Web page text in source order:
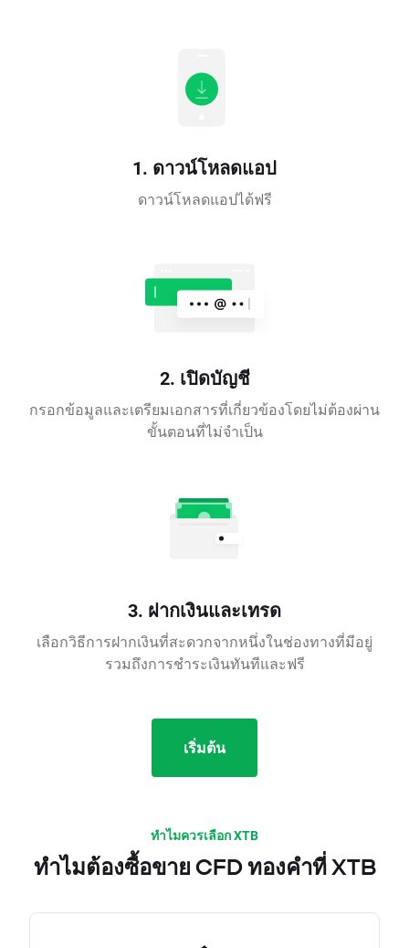
1. ดาวน์โหลดแอป
ดาวน์โหลดแอปได้ฟรี
2. เปิดบัญชี
กรอกข้อมูลและเตรียมเอกสารที่เกี่ยวข้องโดยไม่ต้องผ่าน
ขั้นตอนที่ไม่จำเป็น
3. ฝากเงินและเทรด
เลือกวิธีการฝากเงินที่สะดวกจากหนึ่งในช่องทางที่มีอยู่
รวมถึงการชำระเงินทันทีและฟรี
เริ่มต้น
ทำไมควรเลือก XTB
ทำไมต้องซื้อขาย CFD ทองคำที่ XTB